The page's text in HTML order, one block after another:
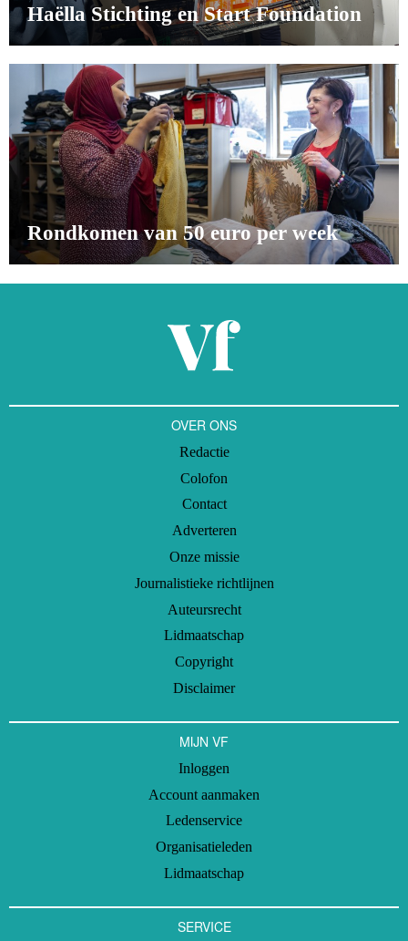
Haëlla Stichting en Start Foundation
Rondkomen van 50 euro per week
OVER ONS
Redactie
Colofon
Contact
Adverteren
Onze missie
Journalistieke richtlijnen
Auteursrecht
Lidmaatschap
Copyright
Disclaimer
MIJN VF
Inloggen
Account aanmaken
Ledenservice
Organisatieleden
Lidmaatschap
SERVICE